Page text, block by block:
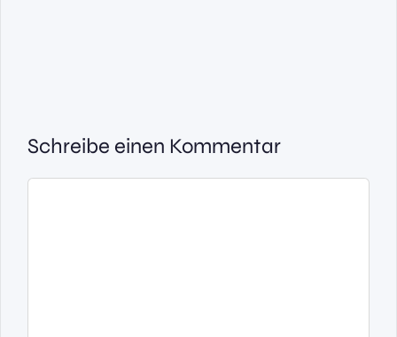
Schreibe einen Kommentar
Kommentar